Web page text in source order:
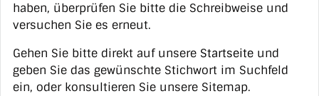
haben, überprüfen Sie bitte die Schreibweise und
versuchen Sie es erneut.
Gehen Sie bitte direkt auf unsere Startseite und
geben Sie das gewünschte Stichwort im Suchfeld
ein, oder konsultieren Sie unsere Sitemap.